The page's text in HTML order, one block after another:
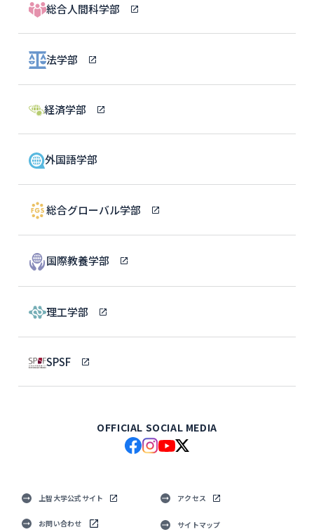
総合人間科学部
法学部
経済学部
外国語学部
総合グローバル学部
国際教養学部
理工学部
SPSF
OFFICIAL SOCIAL MEDIA
上智大学公式サイト アクセス
お問い合わせ サイトマップ